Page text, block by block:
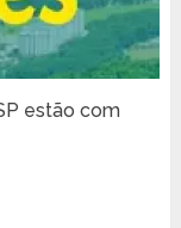
estão com